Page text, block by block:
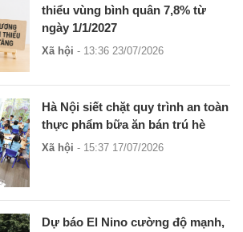
thiểu vùng bình quân 7,8% từ
ngày 1/1/2027
Xã hội - 13:36 23/07/2026
Hà Nội siết chặt quy trình an toàn
thực phẩm bữa ăn bán trú hè
Xã hội - 15:37 17/07/2026
Dự báo El Nino cường độ mạnh,